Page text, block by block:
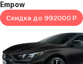
Empow
Скидка до 992000 Р